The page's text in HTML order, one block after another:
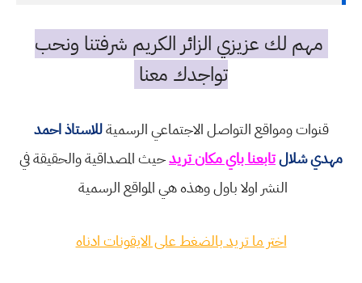
مهم لك عزيزي الزائر الكريم شرفتنا ونحب
تواجدك معنا
قنوات ومواقع التواصل الاجتماعي الرسميةللاستاذ احمد
مهدي شلالتابعنا باي مكان تريدحيث المصداقية والحقيقة في
النشر اولا باول وهذه هي المواقع الرسمية
اختر ما تريد بالضغط على الايقونات ادناه